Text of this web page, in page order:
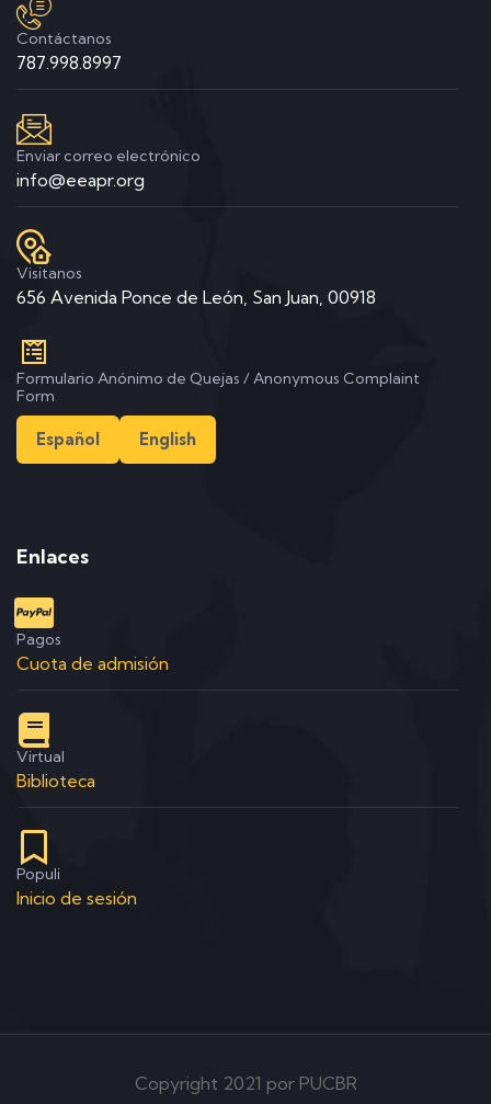
Contáctanos
787.998.8997
Enviar correo electrónico
info@eeapr.org
Visitanos
656 Avenida Ponce de León, San Juan, 00918
Formulario Anónimo de Quejas / Anonymous Complaint
Form
Español English
Enlaces
Pagos
Cuota de admisión
Virtual
Biblioteca
Populi
Inicio de sesión
Copyright 2021 por PUCBR